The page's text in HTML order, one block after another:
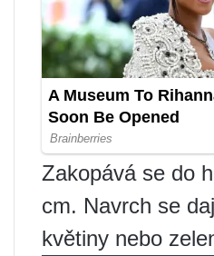
Zakopává se do
cm. Navrch se
květiny nebo